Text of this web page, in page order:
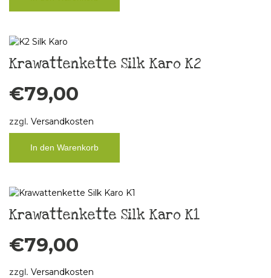
Krawattenkette Silk Karo K2
€79,00
zzgl. Versandkosten
In den Warenkorb
Krawattenkette Silk Karo K1
€79,00
zzgl. Versandkosten